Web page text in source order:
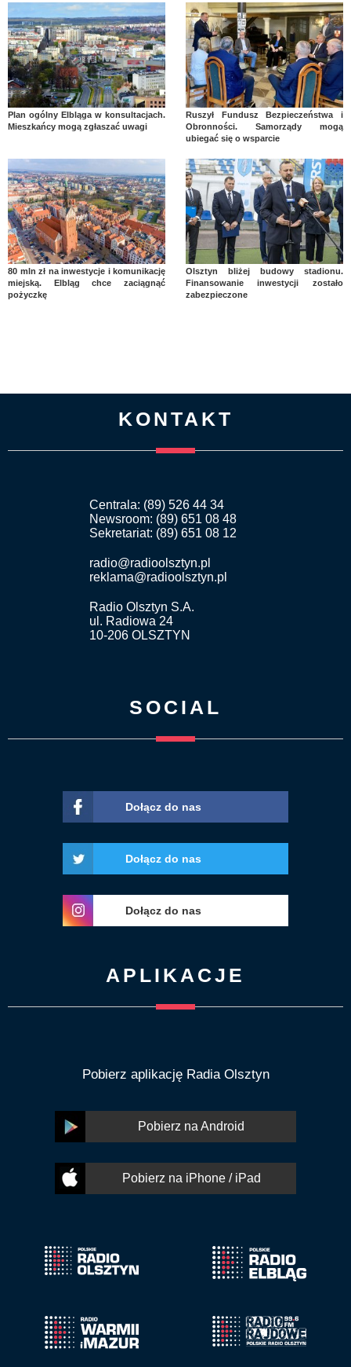
Plan ogólny Elbląga w konsultacjach.
Mieszkańcy mogą zgłaszać uwagi
Ruszył Fundusz Bezpieczeństwa i
Obronności. Samorządy mogą
ubiegać się o wsparcie
80 mln zł na inwestycje i komunikację
miejską. Elbląg chce zaciągnąć
pożyczkę
Olsztyn bliżej budowy stadionu.
Finansowanie inwestycji zostało
zabezpieczone
KONTAKT
Centrala: (89) 526 44 34
Newsroom: (89) 651 08 48
Sekretariat: (89) 651 08 12
radio@radioolsztyn.pl
reklama@radioolsztyn.pl
Radio Olsztyn S.A.
ul. Radiowa 24
10-206 OLSZTYN
SOCIAL
Dołącz do nas
Dołącz do nas
Dołącz do nas
APLIKACJE
Pobierz aplikację Radia Olsztyn
Pobierz na Android
Pobierz na iPhone / iPad